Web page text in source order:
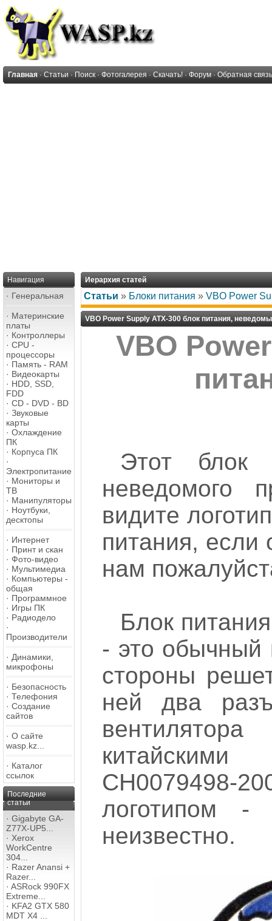
Главная · Статьи · Поиск · Фотогалерея · Скачать! · Форум · Обратная связь
Навигация
· Генеральная
· Материнские
платы
· Контроллеры
· CPU -
процессоры
· Память - RAM
· Видеокарты
· HDD, SSD,
FDD
· CD - DVD - BD
· Звуковые
карты
· Охлаждение
ПК
· Корпуса ПК
·
Электропитание
· Мониторы и
ТВ
· Манипуляторы
· Ноутбуки,
десктопы
· Интернет
· Принт и скан
· Фото-видео
· Мультимедиа
· Компьютеры -
общая
· Программное
· Игры ПК
· Радиодело
·
Производители
· Динамики,
микрофоны
· Безопасность
· Телефония
· Создание
сайтов
· О сайте
wasp.kz...
· Каталог
ссылок
Последние
статьи
· Gigabyte GA-
Z77X-UP5...
· Xerox
WorkCentre
304...
· Razer Anansi +
Razer...
· ASRock 990FX
Extreme...
· KFA2 GTX 580
MDT X4 ...
Иерархия статей
Статьи » Блоки питания » VBO Power
VBO Power Supply ATX-300 блок питания,
VBO
Этот блок
неведомого
видите
питания, если
нам
Блок
- это
стороны
ней два
логотипом
неизвестно.